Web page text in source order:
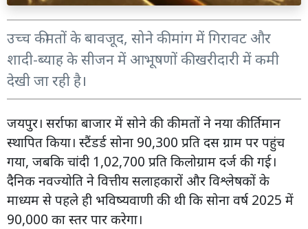
उच्च कीमतों के बावजूद, सोने की मांग में गिरावट और
शादी-ब्याह के सीजन में आभूषणों की खरीदारी में कमी
देखी जा रही है।
जयपुर। सर्राफा बाजार में सोने की कीमतों ने नया कीर्तिमान
स्थापित किया। स्टैंडर्ड सोना 90,300 प्रति दस ग्राम पर पहुंच
गया, जबकि चांदी 1,02,700 प्रति किलोग्राम दर्ज की गई।
दैनिक नवज्योति ने वित्तीय सलाहकारों और विश्लेषकों के
माध्यम से पहले ही भविष्यवाणी की थी कि सोना वर्ष 2025 में
90,000 का स्तर पार करेगा।